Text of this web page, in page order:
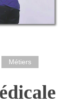
Métiers